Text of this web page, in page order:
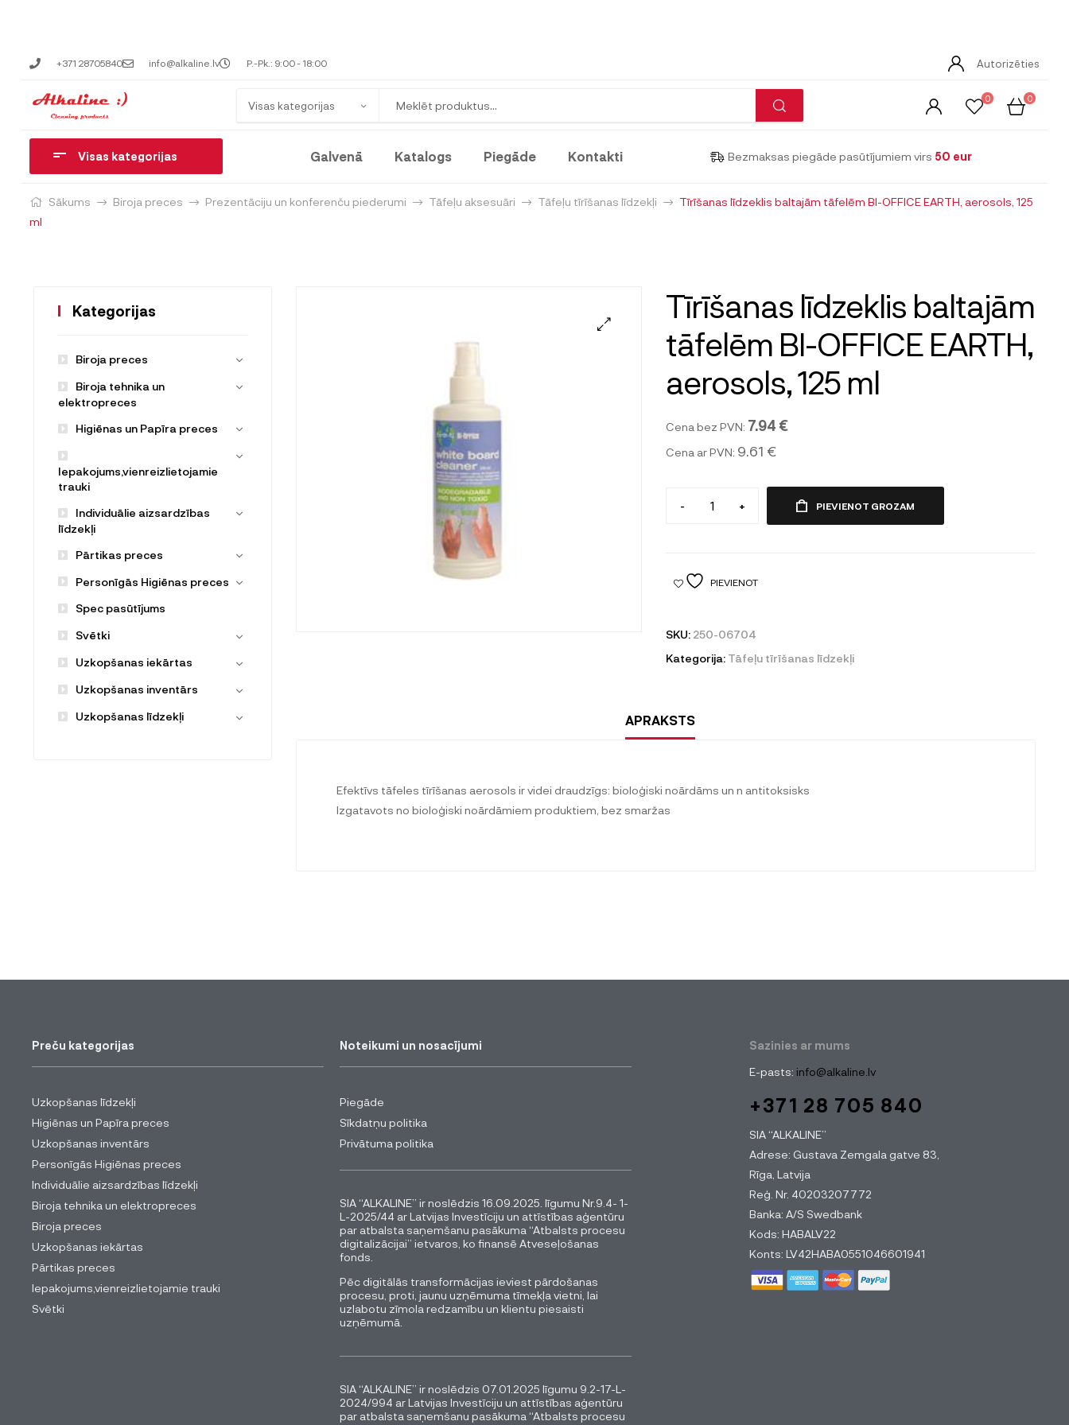
+371 28705840 info@alkaline.lv P.-Pk.: 9:00 - 18:00 Autorizēties
Visas kategorijas
0 0
Visas kategorijas Galvenā Katalogs Piegāde Kontakti Bezmaksas piegāde pasūtījumiem virs 50 eur
Sākums Biroja preces Prezentāciju un konferenču piederumi Tāfeļu aksesuāri Tāfeļu tīrīšanas līdzekļi
Tīrīšanas līdzeklis baltajām tāfelēm BI-OFFICE EARTH, aerosols, 125
ml
Tīrīšanas līdzeklis baltajām
tāfelēm BI-OFFICE EARTH,
aerosols, 125 ml
Cena bez PVN: 7.94 €
Cena ar PVN: 9.61 €
- + PIEVIENOT GROZAM
PIEVIENOT
SKU: 250-06704
Kategorija: Tāfeļu tīrīšanas līdzekļi
APRAKSTS
Efektīvs tāfeles tīrīšanas aerosols ir videi draudzīgs: bioloģiski noārdāms un n antitoksisks
Izgatavots no bioloģiski noārdāmiem produktiem, bez smaržas
Kategorijas
Biroja preces
Biroja tehnika un
elektropreces
Higiēnas un Papīra preces
Iepakojums,vienreizlietojamie
trauki
Individuālie aizsardzības
līdzekļi
Pārtikas preces
Personīgās Higiēnas preces
Spec pasūtījums
Svētki
Uzkopšanas iekārtas
Uzkopšanas inventārs
Uzkopšanas līdzekļi
Preču kategorijas
Uzkopšanas līdzekļi
Higiēnas un Papīra preces
Uzkopšanas inventārs
Personīgās Higiēnas preces
Individuālie aizsardzības līdzekļi
Biroja tehnika un elektropreces
Biroja preces
Uzkopšanas iekārtas
Pārtikas preces
Iepakojums,vienreizlietojamie trauki
Svētki
Noteikumi un nosacījumi
Piegāde
Sīkdatņu politika
Privātuma politika
SIA “ALKALINE” ir noslēdzis 16.09.2025. līgumu Nr.9.4- 1-
L-2025/44 ar Latvijas Investīciju un attīstības aģentūru
par atbalsta saņemšanu pasākuma “Atbalsts procesu
digitalizācijai” ietvaros, ko finansē Atveseļošanas
fonds.
Pēc digitālās transformācijas ieviest pārdošanas
procesu, proti, jaunu uzņēmuma tīmekļa vietni, lai
uzlabotu zīmola redzamību un klientu piesaisti
uzņēmumā.
SIA “ALKALINE” ir noslēdzis 07.01.2025 līgumu 9.2-17-L-
2024/994 ar Latvijas Investīciju un attīstības aģentūru
par atbalsta saņemšanu pasākuma “Atbalsts procesu
Sazinies ar mums
E-pasts: info@alkaline.lv
+371 28 705 840
SIA “ALKALINE”
Adrese: Gustava Zemgala gatve 83,
Rīga, Latvija
Reģ. Nr. 40203207772
Banka: A/S Swedbank
Kods: HABALV22
Konts: LV42HABA0551046601941